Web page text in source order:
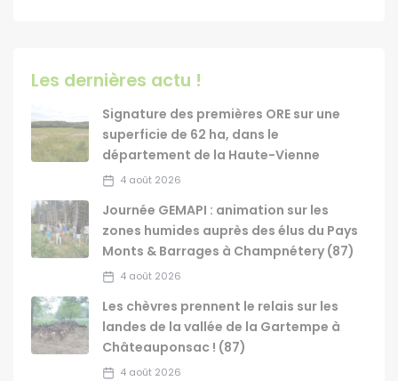
Les dernières actu !
Signature des premières ORE sur une
superficie de 62 ha, dans le
département de la Haute-Vienne
4 août 2026
Journée GEMAPI : animation sur les
zones humides auprès des élus du Pays
Monts & Barrages à Champnétery (87)
4 août 2026
Les chèvres prennent le relais sur les
landes de la vallée de la Gartempe à
Châteauponsac ! (87)
4 août 2026